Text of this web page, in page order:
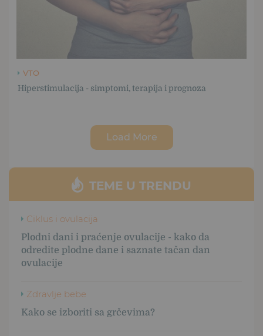
TEME U TRENDU
Ciklus i ovulacija
Plodni dani i praćenje ovulacije - kako da
odredite plodne dane i saznate tačan dan
ovulacije
Zdravlje bebe
Kako se izboriti sa grčevima?
VTO
Hiperstimulacija - simptomi, terapija i prognoza
Load More